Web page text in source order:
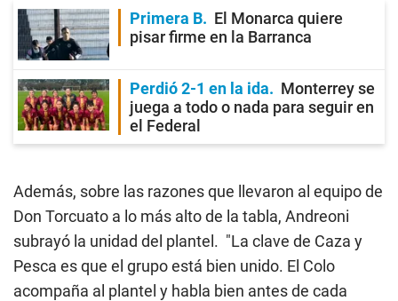
Primera B
El Monarca quiere
pisar firme en la Barranca
Perdió 2-1 en la ida
Monterrey se
juega a todo o nada para seguir en
el Federal
Además, sobre las razones que llevaron al equipo de
Don Torcuato a lo más alto de la tabla, Andreoni
subrayó la unidad del plantel. "La clave de Caza y
Pesca es que el grupo está bien unido. El Colo
acompaña al plantel y habla bien antes de cada